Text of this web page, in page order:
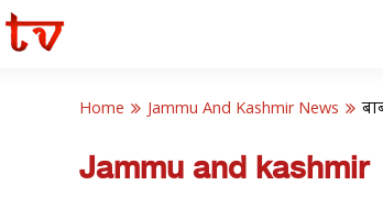
Home Jammu And Kashmir News
Jammu and kashmir